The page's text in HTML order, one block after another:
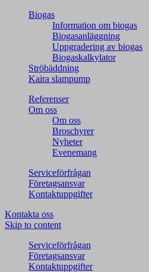
Biogas
Information om biogas
Biogasanläggning
Uppgradering av biogas
Biogaskalkylator
Ströbäddning
Kaira slampump
Referenser
Om oss
Om oss
Broschyrer
Nyheter
Evenemang
Serviceförfrågan
Företagsansvar
Kontaktuppgifter
Kontakta oss
Skip to content
Serviceförfrågan
Företagsansvar
Kontaktuppgifter